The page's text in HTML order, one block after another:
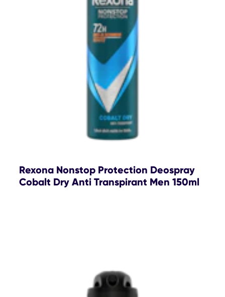
Rexona Nonstop Protection Deospray
Cobalt Dry Anti Transpirant Men 150ml